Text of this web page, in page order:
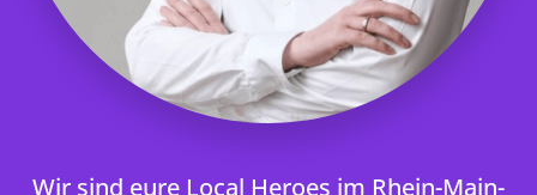
Wir sind eure Local Heroes im Rhein-Main-